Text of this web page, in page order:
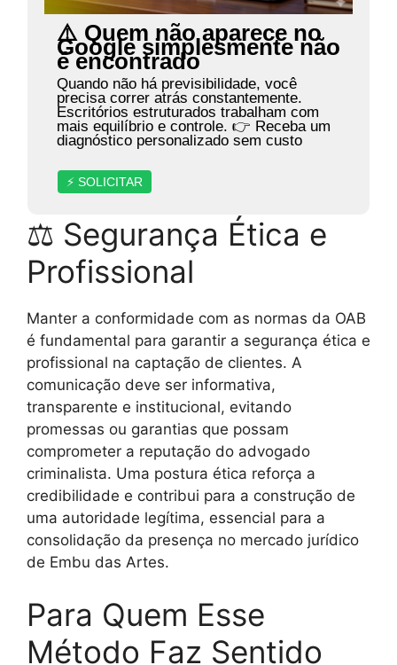
⚠️ Quem não aparece no
Google simplesmente não
é encontrado
Quando não há previsibilidade, você
precisa correr atrás constantemente.
Escritórios estruturados trabalham com
mais equilíbrio e controle. 👉 Receba um
diagnóstico personalizado sem custo
⚡ SOLICITAR
⚖ Segurança Ética e
Profissional
Manter a conformidade com as normas da OAB
é fundamental para garantir a segurança ética e
profissional na captação de clientes. A
comunicação deve ser informativa,
transparente e institucional, evitando
promessas ou garantias que possam
comprometer a reputação do advogado
criminalista. Uma postura ética reforça a
credibilidade e contribui para a construção de
uma autoridade legítima, essencial para a
consolidação da presença no mercado jurídico
de Embu das Artes.
Para Quem Esse
Método Faz Sentido